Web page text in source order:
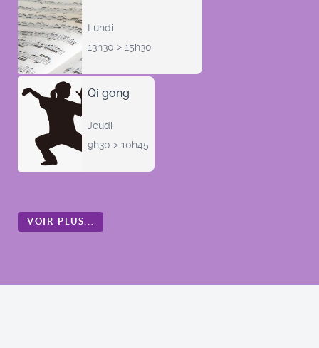
Lundi
13h30 > 15h30
Qi gong
Jeudi
9h30 > 10h45
VOIR PLUS...